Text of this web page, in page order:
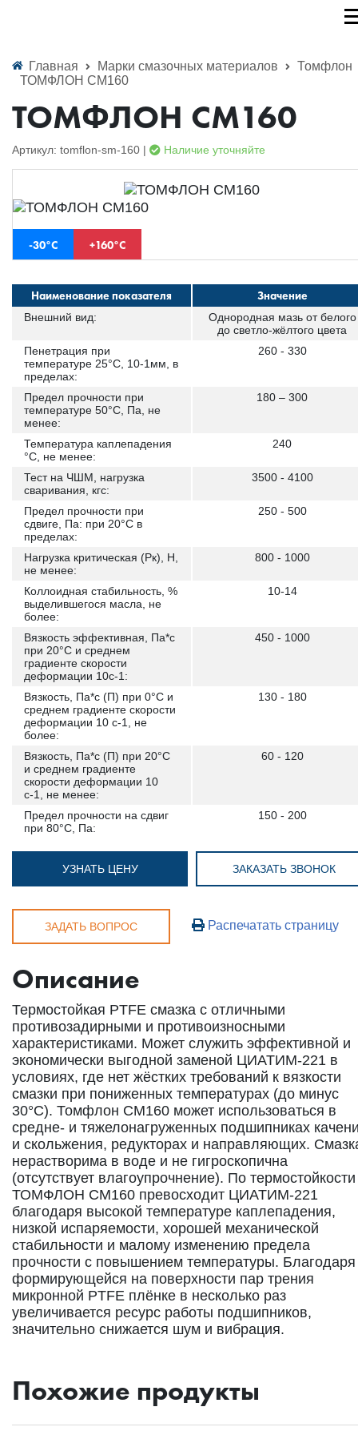
Главная Марки смазочных материалов
Томфлон
ТОМФЛОН СМ160
ТОМФЛОН СМ160
Артикул: tomflon-sm-160 | Наличие уточняйте
-30°C +160°C
Наименование показателя Значение
Внешний вид:
Однородная мазь от белого
до светло-жёлтого цвета
Пенетрация при
температуре 25°С, 10-1мм, в
пределах:
260 - 330
Предел прочности при
температуре 50°С, Па, не
менее:
180 – 300
Температура каплепадения
°С, не менее:
240
Тест на ЧШМ, нагрузка
сваривания, кгс:
3500 - 4100
Предел прочности при
сдвиге, Па: при 20°С в
пределах:
250 - 500
Нагрузка критическая (Рк), Н,
не менее:
800 - 1000
Коллоидная стабильность, %
выделившегося масла, не
более:
10-14
Вязкость эффективная, Па*с
при 20°С и среднем
градиенте скорости
деформации 10с-1:
450 - 1000
Вязкость, Па*с (П) при 0°C и
среднем градиенте скорости
деформации 10 с-1, не
более:
130 - 180
Вязкость, Па*с (П) при 20°C
и среднем градиенте
скорости деформации 10
с-1, не менее:
60 - 120
Предел прочности на сдвиг
при 80°C, Па:
150 - 200
УЗНАТЬ ЦЕНУ ЗАКАЗАТЬ ЗВОНОК
ЗАДАТЬ ВОПРОС Распечатать страницу
Описание
Термостойкая PTFE смазка с отличными
противозадирными и противоизносными
характеристиками. Может служить эффективной и
экономически выгодной заменой ЦИАТИМ-221 в
условиях, где нет жёстких требований к вязкости
смазки при пониженных температурах (до минус
30°C). Томфлон СМ160 может использоваться в
средне- и тяжелонагруженных подшипниках
и скольжения, редукторах и направляющих.
нерастворима в воде и не гигроскопична
(отсутствует влагоупрочнение). По термостойкости
ТОМФЛОН СМ160 превосходит ЦИАТИМ-221
благодаря высокой температуре каплепадения,
низкой испаряемости, хорошей механической
стабильности и малому изменению предела
прочности с повышением температуры. Благодаря
формирующейся на поверхности пар трения
микронной PTFE плёнке в несколько раз
увеличивается ресурс работы подшипников,
значительно снижается шум и вибрация.
Похожие продукты